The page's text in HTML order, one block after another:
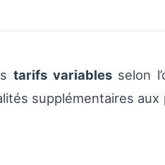
tarifs variablesselon
supplémentaires